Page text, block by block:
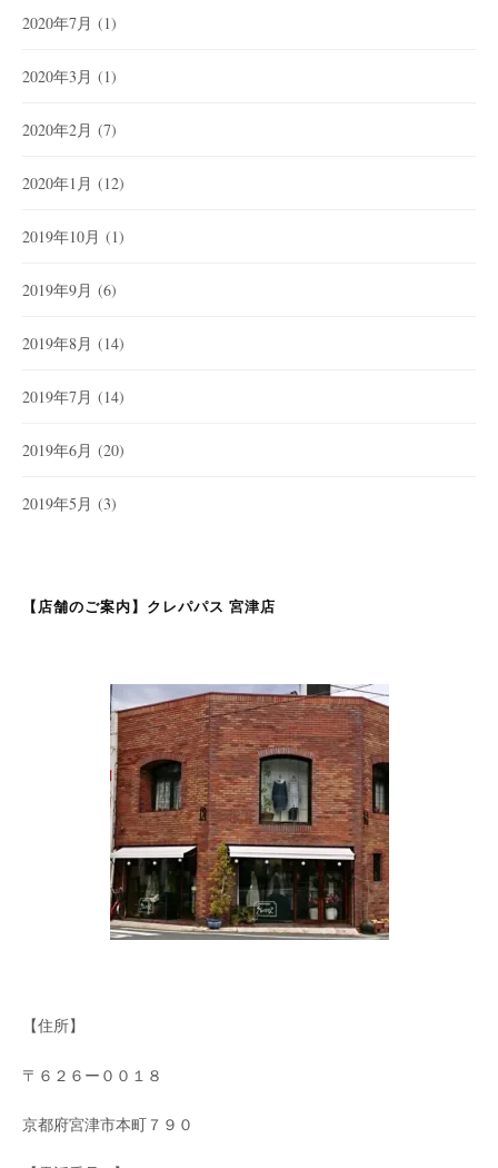
2020年7月 (1)
2020年3月 (1)
2020年2月 (7)
2020年1月 (12)
2019年10月 (1)
2019年9月 (6)
2019年8月 (14)
2019年7月 (14)
2019年6月 (20)
2019年5月 (3)
【店舗のご案内】クレパパス 宮津店
【住所】
〒６２６ー００１８
京都府宮津市本町７９０